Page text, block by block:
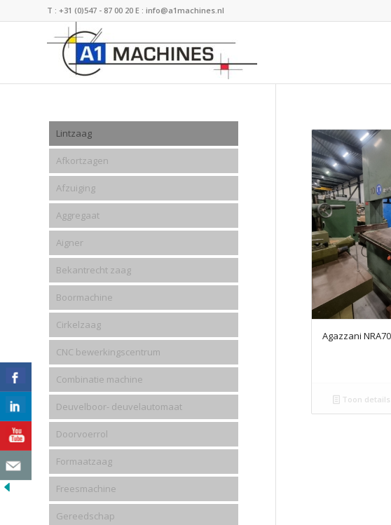
T : +31 (0)547 - 87 00 20 E : info@a1machines.nl
Agazzani
Toon details
Lintzaag
Afkortzagen
Afzuiging
Aggregaat
Aigner
Bekantrecht zaag
Boormachine
Cirkelzaag
CNC bewerkingscentrum
Combinatie machine
Deuvelboor- deuvelautomaat
Doorvoerrol
Formaatzaag
Freesmachine
Gereedschap